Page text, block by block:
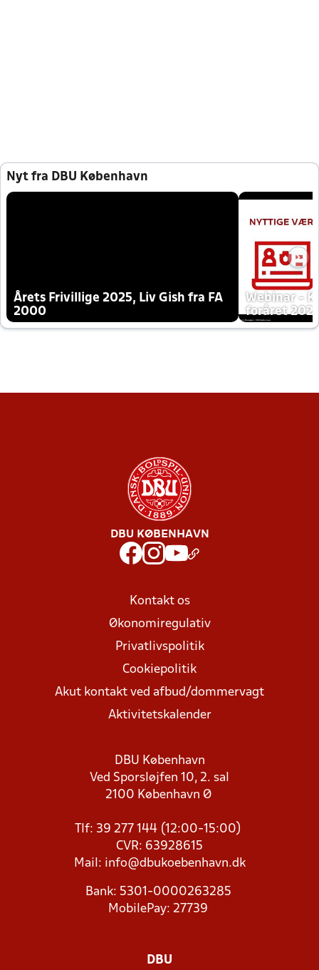
Nyt fra DBU København
Årets Frivillige 2025, Liv Gish fra FA
2000
Webinar -
foråret
DBU KØBENHAVN
Kontakt os
Økonomiregulativ
Privatlivspolitik
Cookiepolitik
Akut kontakt ved afbud/dommervagt
Aktivitetskalender
DBU København
Ved Sporsløjfen 10, 2. sal
2100 København Ø
Tlf: 39 277 144 (12:00-15:00)
CVR: 63928615
Mail: info@dbukoebenhavn.dk
Bank: 5301-0000263285
MobilePay: 27739
DBU